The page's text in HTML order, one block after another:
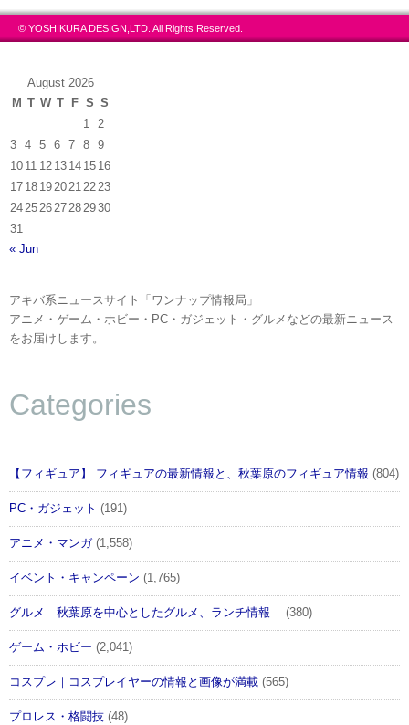
© YOSHIKURA DESIGN,LTD. All Rights Reserved.
August 2026
M T W T F S S
1
2
3
4 5 6 7 8
9
10 11 12 13 14 15 16
17 18 19 20 21 22 23
24 25 26 27 28 2930
31
« Jun
アキバ系ニュースサイト「ワンナップ情報局」
アニメ・ゲーム・ホビー・PC・ガジェット・グルメなどの最新ニュース
をお届けします。
Categories
【フィギュア】 フィギュアの最新情報と、秋葉原のフィギュア情報 (804)
PC・ガジェット (191)
アニメ・マンガ(1,558)
イベント・キャンペーン (1,765)
グルメ 秋葉原を中心としたグルメ、ランチ情報 (380)
ゲーム・ホビー (2,041)
コスプレ｜コスプレイヤーの情報と画像が満載 (565)
プロレス・格闘技 (48)